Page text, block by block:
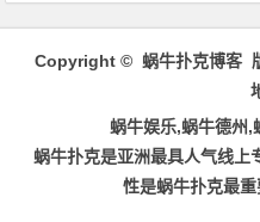
文
Copyright © 蜗牛扑克博客
蜗牛娱乐,蜗牛德州,
蜗牛扑克是亚洲最具人气线上
性是蜗牛扑克最